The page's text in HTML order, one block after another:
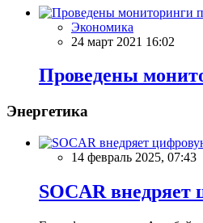
Экономика
24 март 2021 16:02
Проведены
Энергетика
14 февраль 2025, 07:43
SOCAR внедряет